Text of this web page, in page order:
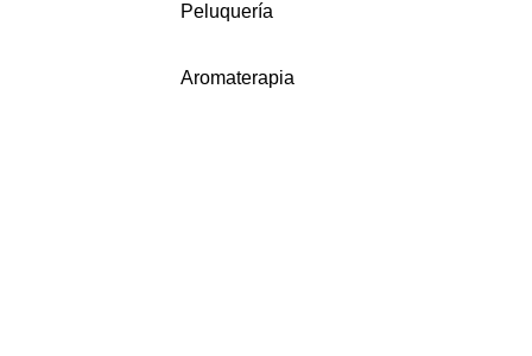
Peluquería
Aromaterapia